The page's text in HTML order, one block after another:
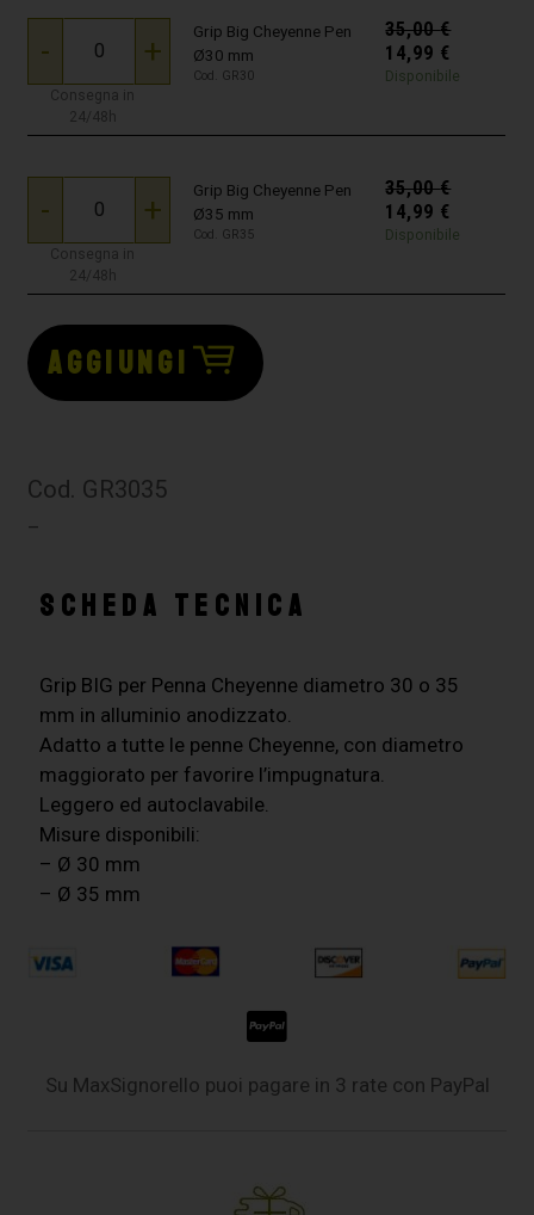
- +
Consegna in
24/48h
Grip Big Cheyenne Pen
Ø30 mm
Cod. GR30
35,00€
14,99 €
Disponibile
- +
Consegna in
24/48h
Grip Big Cheyenne Pen
Ø35 mm
Cod. GR35
35,00€
14,99 €
Disponibile
AGGIUNGI
Cod. GR3035
–
SCHEDA TECNICA
Grip BIG per Penna Cheyenne diametro 30 o 35
mm in alluminio anodizzato.
Adatto a tutte le penne Cheyenne, con diametro
maggiorato per favorire l’impugnatura.
Leggero ed autoclavabile.
Misure disponibili:
– Ø 30 mm
– Ø 35 mm
Su MaxSignorello puoi pagare in 3 rate con PayPal